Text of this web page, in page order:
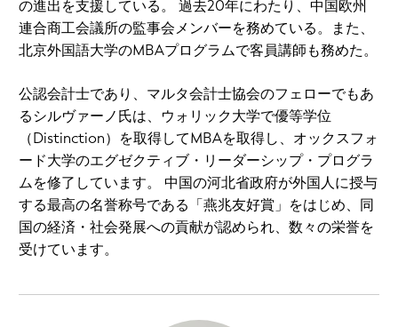
の進出を支援している。 過去20年にわたり、中国欧州
連合商工会議所の監事会メンバーを務めている。また、
北京外国語大学のMBAプログラムで客員講師も務めた。
公認会計士であり、マルタ会計士協会のフェローでもあ
るシルヴァーノ氏は、ウォリック大学で優等学位
（Distinction）を取得してMBAを取得し、オックスフォ
ード大学のエグゼクティブ・リーダーシップ・プログラ
ムを修了しています。 中国の河北省政府が外国人に授与
する最高の名誉称号である「燕兆友好賞」をはじめ、同
国の経済・社会発展への貢献が認められ、数々の栄誉を
受けています。